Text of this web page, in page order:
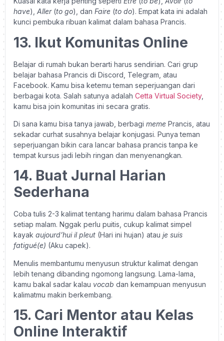
have), Aller(to go), dan Faire (to do). Empat kata ini adalah
kunci pembuka ribuan kalimat dalam bahasa Prancis.
13. Ikut Komunitas Online
Belajar di rumah bukan berarti harus sendirian. Cari grup
belajar bahasa Prancis di Discord, Telegram, atau
Facebook. Kamu bisa ketemu teman seperjuangan dari
berbagai kota. Salah satunya adalah Cetta Virtual Society,
kamu bisa join komunitas ini secara gratis.
Di sana kamu bisa tanya jawab, berbagi meme Prancis, atau
sekadar curhat susahnya belajar konjugasi. Punya teman
seperjuangan bikin cara lancar bahasa prancis tanpa ke
tempat kursus jadi lebih ringan dan menyenangkan.
14. Buat Jurnal Harian
Sederhana
Coba tulis 2-3 kalimat tentang harimu dalam bahasa Prancis
setiap malam. Nggak perlu puitis, cukup kalimat simpel
kayak aujourd’hui il pleut (Hari ini hujan) atau je suis
fatigué(e) (Aku capek).
Menulis membantumu menyusun struktur kalimat dengan
lebih tenang dibanding ngomong langsung. Lama-lama,
kamu bakal sadar kalau vocab dan kemampuan menyusun
kalimatmu makin berkembang.
15. Cari Mentor atau Kelas
Online Interaktif